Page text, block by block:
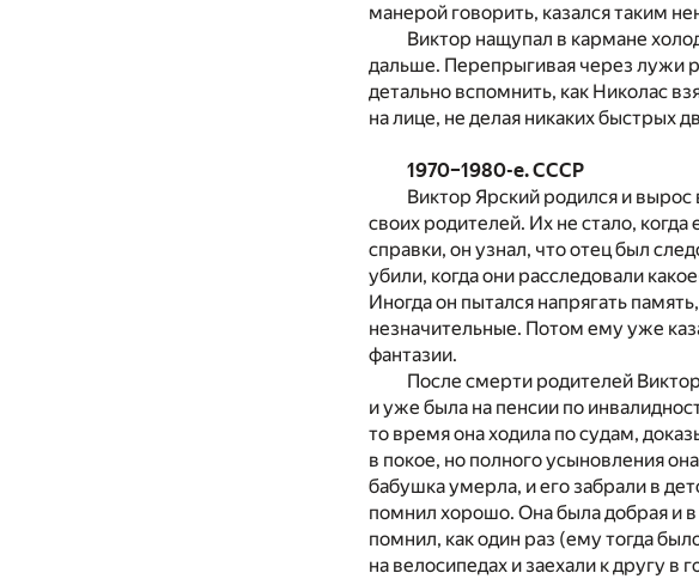
манерой говорить, казался таким
Виктор нащупал в кармане
дальше. Перепрыгивая через лужи
детально вспомнить, как Николас
на лице, не делая никаких быстрых
1970–1980-е. СССР
Виктор Ярский родился и
своих родителей. Их не стало,
справки, он узнал, что отец был
убили, когда они расследовали
Иногда он пытался напрягать
незначительные. Потом ему уже
фантазии.
После смерти родителей
и уже была на пенсии по
то время она ходила по судам,
в покое, но полного усыновления
бабушка умерла, и его забрали в
помнил хорошо. Она была добрая и в
помнил, как один раз (ему тогда
на велосипедах и заехали к другу в